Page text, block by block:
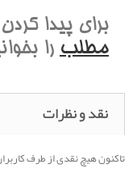
براي پيدا
مطلب را
نقد و نظرات
تاکنون هیچ نقدی از طرف